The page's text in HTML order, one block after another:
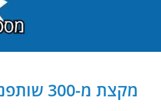
מקצת מ-300 שותפנו העסקיים של PB Digital בישראל ובעולם: